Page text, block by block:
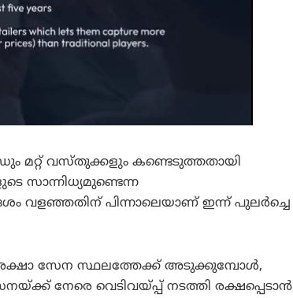
മറ്റ് വസ്തുക്കളും കണ്ടെടുത്തതായി
സാന്നിധ്യമുണ്ടെന്ന
വളഞ്ഞതിന് പിന്നാലെയാണ് ഇന്ന് പുലർച്ചെ
സേന സ്ഥലത്തേക്ക് അടുക്കുമ്പോൾ,
നേരെ വെടിവയ്പ്പ് നടത്തി രക്ഷപ്പെടാൻ